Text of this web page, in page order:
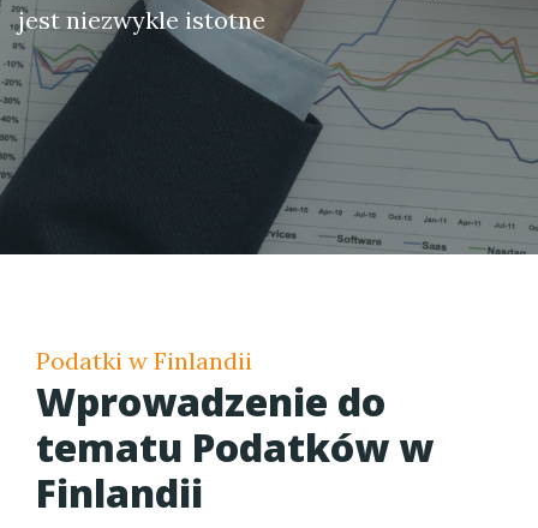
jest niezwykle istotne
Podatki w Finlandii
Wprowadzenie do
tematu Podatków w
Finlandii